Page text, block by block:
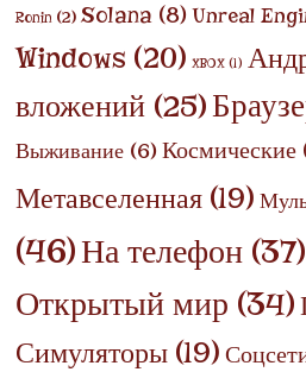
Ronin (2) Solana (8) Unreal
Windows (20) XBOX (1)
вложений (25)
Выживание (6) Космические
Метавселенная (19)
(46)На телефон (37)
Открытый мир (34)
Симуляторы (19)